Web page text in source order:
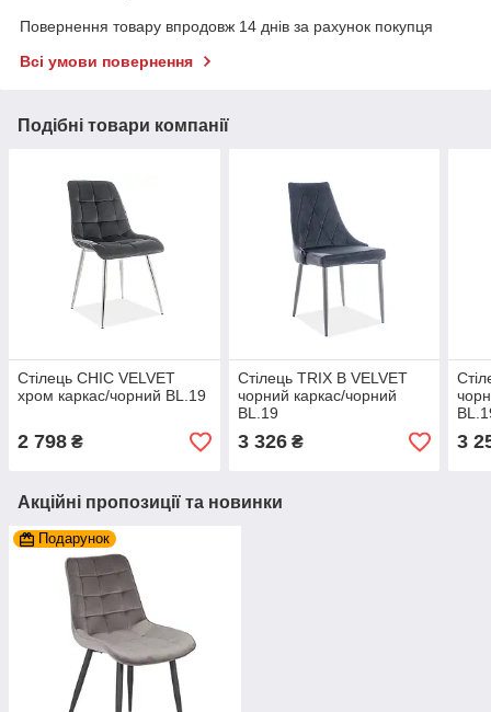
Повернення товару впродовж 14 днів за рахунок покупця
Всі умови повернення
Подібні товари компанії
Стілець CHIC VELVET
хром каркас/чорний BL.19
2 798 ₴
Стілець TRIX B VELVET
чорний каркас/чорний
BL.19
3 326₴ 3
Акційні пропозиції та новинки
Подарунок